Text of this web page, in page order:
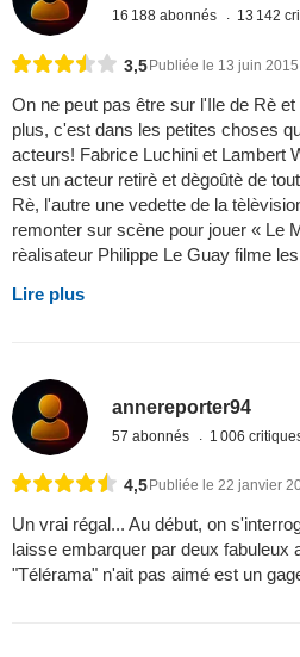
16 188 abonnés 13 142
3,5 Publiée le 13 juin 2015
On ne peut pas être sur l'Ile de Rè
plus, c'est dans les petites choses
acteurs! Fabrice Luchini et Lambert
est un acteur retirè et dègoûtè de
Rè, l'autre une vedette de la
remonter sur scène pour jouer « Le
rèalisateur Philippe Le Guay filme
Lire plus
annereporter94
57 abonnés 1 006
4,5 Publiée le 22 janvier
Un vrai régal... Au début, on
laisse embarquer par deux fabuleux
"Télérama" n'ait pas aimé est un